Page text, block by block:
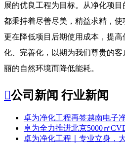
展的优良工程为目标。从净化项
都秉持着尽善尽美，精益求精，使
更在降低项目后期使用成本，提
化、完善化，以期为我们尊贵的
丽的自然环境而降低能耗。
公司新闻 行业新闻
卓为净化工程再签越南电子
卓为全力推进北京5000㎡
卓为净化工程｜专业立身，